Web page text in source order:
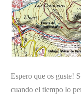
Espero que os guste!
cuando el tiempo lo